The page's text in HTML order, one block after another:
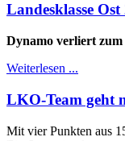
Landesklasse
Dynamo verliert
Weiterlesen ...
LKO-Team geht
Mit vier Punkten aus